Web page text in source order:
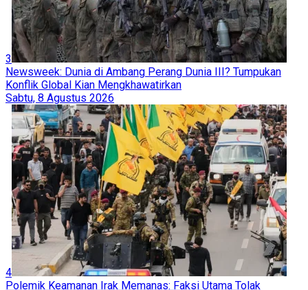
3
Newsweek: Dunia di Ambang Perang Dunia III? Tumpukan
Konflik Global Kian Mengkhawatirkan
Sabtu, 8 Agustus 2026
4
Polemik Keamanan Irak Memanas: Faksi Utama Tolak